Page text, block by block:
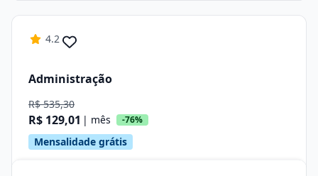
4.2
Administração
R$ 535,30
R$ 129,01 | mês -76%
Mensalidade grátis